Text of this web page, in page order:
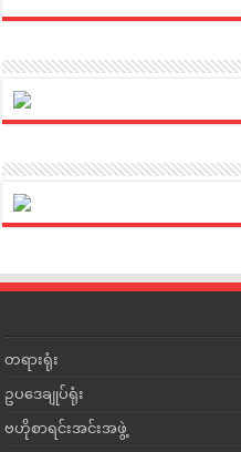
တရားရုံး
ဥပဒေချုပ်ရုံး
ဗဟိုစာရင်းအင်းအဖွဲ့